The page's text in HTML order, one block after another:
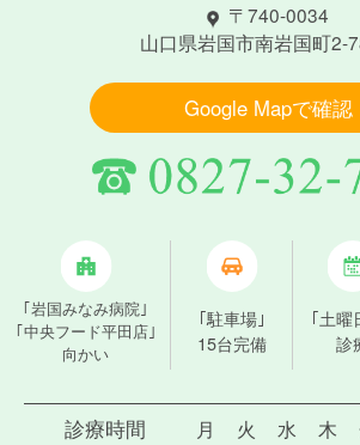
〒740-0034
山口県岩国市南岩国町2-
Google Mapで確認
｢岩国みなみ病院｣
｢中央フード平田店｣
向かい
｢駐車場｣
15台完備
｢土曜
診
診療時間 月 火 水 木